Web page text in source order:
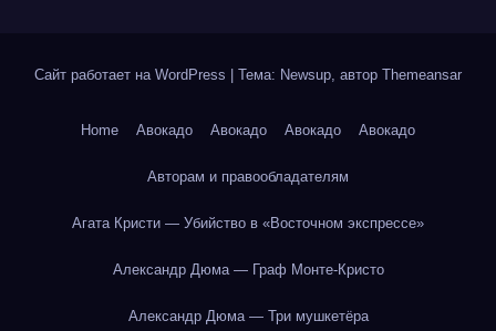
Сайт работает на WordPress Тема: Newsup, автор Themeansar
Home Авокадо Авокадо Авокадо Авокадо
Авторам и правообладателям
Агата Кристи — Убийство в «Восточном экспрессе»
Александр Дюма — Граф Монте-Кристо
Александр Дюма — Три мушкетёра